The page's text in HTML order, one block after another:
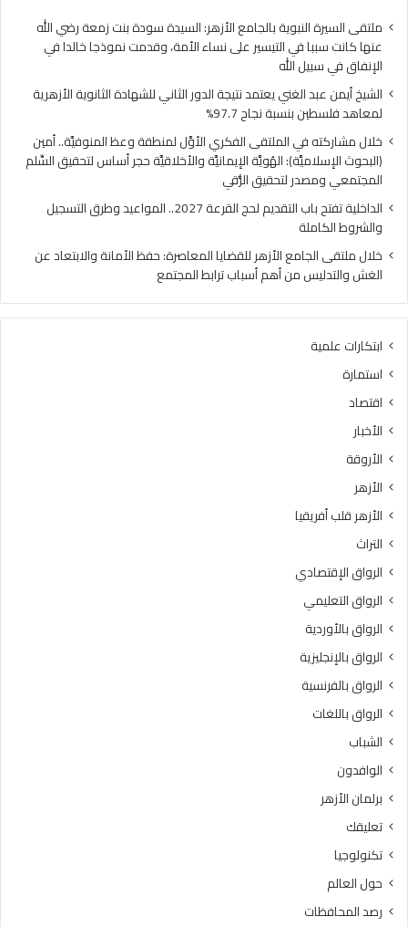
بنسبة
نجاح
97.7%
ملتقى السيرة النبوية بالجامع الأزهر: السيدة سودة بنت زمعة رضي الله
عنها كانت سببا في التيسير على نساء الأمة، وقدمت نموذجا خالدا في
الإنفاق في سبيل الله
الشيخ أيمن عبد الغني يعتمد نتيجة الدور الثاني للشهادة الثانوية الأزهرية
لمعاهد فلسطين بنسبة نجاح 97.7%
خلال مشاركته في الملتقى الفكري الأوَّل لمنطقة وعظ المنوفيَّة.. أمين
(البحوث الإسلاميَّة): الهُويَّة الإيمانيَّة والأخلاقيَّة حجر أساس لتحقيق السِّلم
المجتمعي ومصدر لتحقيق الرُّقي
الداخلية تفتح باب التقديم لحج القرعة 2027.. المواعيد وطرق التسجيل
والشروط الكاملة
خلال ملتقى الجامع الأزهر للقضايا المعاصرة: حفظ الأمانة والابتعاد عن
الغش والتدليس من أهم أسباب ترابط المجتمع
ابتكارات علمية
استمارة
اقتصاد
الأخبار
الأروقة
الأزهر
الأزهر قلب أفريقيا
التراث
الرواق الإقتصادي
الرواق التعليمي
الرواق بالأوردية
الرواق بالإنجليزية
الرواق بالفرنسية
الرواق باللغات
الشباب
الوافدون
برلمان الأزهر
تعليقك
تكنولوجيا
حول العالم
رصد المحافظات